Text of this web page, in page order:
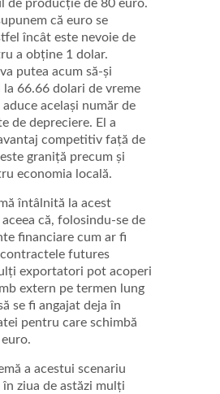
de producție de 80 euro.
că euro se
încât este nevoie de
a obține 1 dolar.
putea acum să-și
66.66 dolari de vreme
aduce același număr de
de depreciere. El a
competitiv față de
graniță precum și
economia locală.
întâlnită la acest
că, folosindu-se de
financiare cum ar fi
futures
exportatori pot acoperi
extern pe termen lung
se fi angajat deja în
pentru care schimbă
a acestui scenariu
în ziua de astăzi mulți